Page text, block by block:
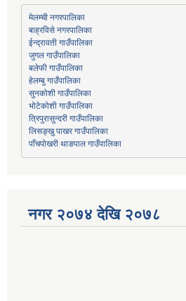
मेलम्ची नगरपालिका
बाह्रविसे नगरपालिका
ईन्द्रावती गाउँपालिका
जुगल गाउँपालिका
बलेफी गाउँपालिका
हेलम्बु गाउँपालिका
सुनकोशी गाउँपालिका
भोटेकोशी गाउँपालिका
त्रिपुरासुन्दरी गाउँपालिका
लिसङ्खु पाखर गाउँपालिका
पाँचपोखरी थाङपाल गाउँपालिका
नगर २०७४ देखि २०७८